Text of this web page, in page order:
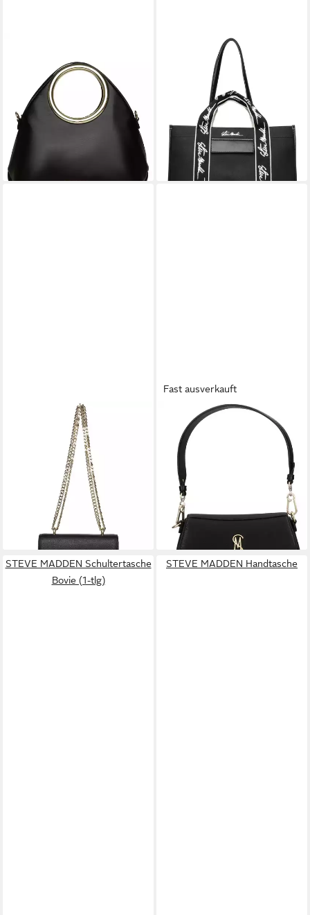
Henkeltasche STEVE
MADDEN Taschen
Lederimitat
94,95 €
UVP 119,99 €
-21%
lieferbar - in 2-3 Werktagen bei dir
STEVE MADDEN
Umhängetasche STEVE
MADDEN Taschen
Lederimitat
103,95 € UVP 139,99 €
-26%
lieferbar - in 2-3 Werktagen bei dir
STEVE MADDEN
Umhängetasche STEVE
MADDEN Taschen
UVP109,99 €
lieferbar - in 2-3 Werktagen bei dir
Fast ausverkauft
STEVE MADDEN
Umhängetasche STEVE
MADDEN Taschen
Lederimitat
83,95 €
-16%
lieferbar - in 2-3 Werktagen bei dir
STEVE MADDEN Schultertasche
Bovie (1-tlg)
STEVE MADDEN Handtasche